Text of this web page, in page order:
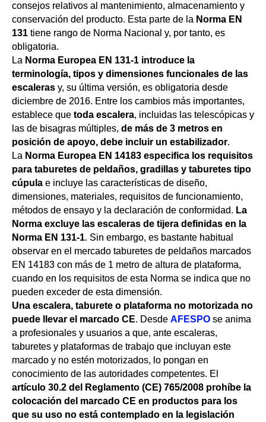
consejos relativos al mantenimiento, almacenamiento y
conservación del producto. Esta parte de la Norma EN
131 tiene rango de Norma Nacional y, por tanto, es
obligatoria.
La Norma Europea EN 131-1 introduce la
terminología, tipos y dimensiones funcionales de las
escaleras y, su última versión, es obligatoria desde
diciembre de 2016. Entre los cambios más importantes,
establece que toda escalera, incluidas las telescópicas y
las de bisagras múltiples, de más de 3 metros en
posición de apoyo, debe incluir un estabilizador.
La Norma Europea EN 14183 especifica los requisitos
para taburetes de peldaños, gradillas y taburetes tipo
cúpula e incluye las características de diseño,
dimensiones, materiales, requisitos de funcionamiento,
métodos de ensayo y la declaración de conformidad. La
Norma excluye las escaleras de tijera definidas en la
Norma EN 131-1. Sin embargo, es bastante habitual
observar en el mercado taburetes de peldaños marcados
EN 14183 con más de 1 metro de altura de plataforma,
cuando en los requisitos de esta Norma se indica que no
pueden exceder de esta dimensión.
Una escalera, taburete o plataforma no motorizada no
puede llevar el marcado CE. Desde AFESPO se anima
a profesionales y usuarios a que, ante escaleras,
taburetes y plataformas de trabajo que incluyan este
marcado y no estén motorizados, lo pongan en
conocimiento de las autoridades competentes. El
artículo 30.2 del Reglamento (CE) 765/2008 prohíbe la
colocación del marcado CE en productos para los
que su uso no está contemplado en la legislación